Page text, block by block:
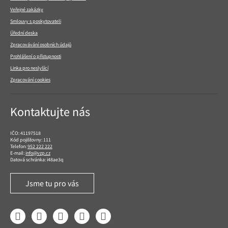
Veřejné zakázky
Smlouvy s poskytovateli
Úřední deska
Zpracovávání osobních údajů
Prohlášení o přístupnosti
Linka pro neslyšící
Zpracování cookies
Kontaktujte nás
IČO: 41197518
Kód pojišťovny: 111
Telefon:952 222 222
E-mail:info@vzp.cz
Datová schránka: i48ae3q
Jsme tu pro vás
FacebookLinkedIn YouTube InstagramTwitter